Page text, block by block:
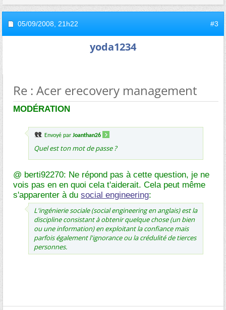
05/09/2008, 21h22 #3
yoda1234
Re : Acer erecovery management
MODÉRATION
Envoyé par Joanthan26
Quel est ton mot de passe ?
@ berti92270: Ne répond pas à cette question, je ne
vois pas en en quoi cela t'aiderait. Cela peut même
s'apparenter à du social engineering:
L'ingénierie sociale (social engineering en anglais) est la
discipline consistant à obtenir quelque chose (un bien
ou une information) en exploitant la confiance mais
parfois également l'ignorance ou la crédulité de tierces
personnes.